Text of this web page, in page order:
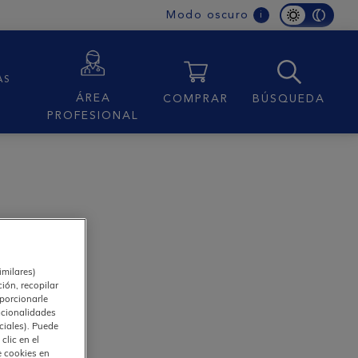
Modo oscuro i
ÁREA
PROFESIONAL
COMPRAR BÚSQUEDA
recopilar
Puede
en el
cookies en